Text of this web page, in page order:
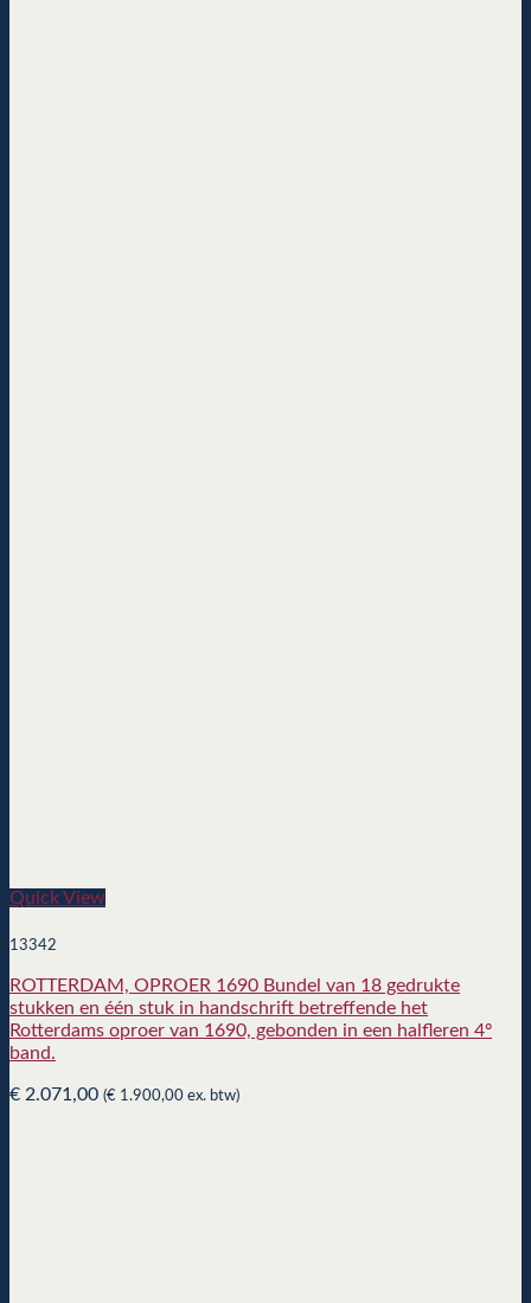
Quick View
13342
ROTTERDAM, OPROER 1690 Bundel van 18 gedrukte
stukken en één stuk in handschrift betreffende het
Rotterdams oproer van 1690, gebonden in een halfleren 4º
band.
€ 2.071,00 (€ 1.900,00 ex. btw)